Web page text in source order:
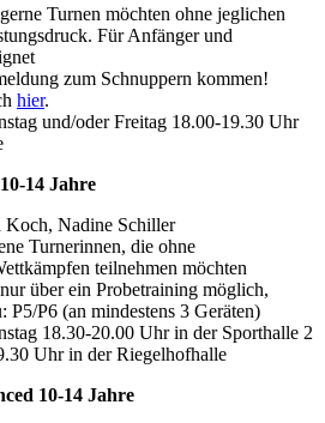
Turnen möchten ohne jeglichen
Für Anfänger und
zum Schnuppern kommen!
hier.
und/oder Freitag 18.00-19.30 Uhr
14 Jahre
Koch, Nadine Schiller
Turnerinnen, die ohne
teilnehmen möchten
über ein Probetraining möglich,
P5/P6 (an mindestens 3 Geräten)
18.30-20.00 Uhr in der Sporthalle 2
Uhr in der Riegelhofhalle
10-14 Jahre